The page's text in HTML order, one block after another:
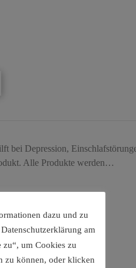
bei Depression,
Alle Produkte werden…
dazu und zu
am
zu“, um Cookies zu
zu können, oder klicken